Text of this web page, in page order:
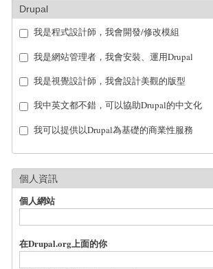
Drupal
我是程式設計師，我會開發/修改模組
我是網站管理者，我會安裝、運用Drupal
我是視覺設計師，我會設計美觀的版型
我中英文都不錯，可以協助Drupal的中文化
我可以提供以Drupal為基礎的商業性服務
個人資訊
個人網站
在Drupal.org上面的你